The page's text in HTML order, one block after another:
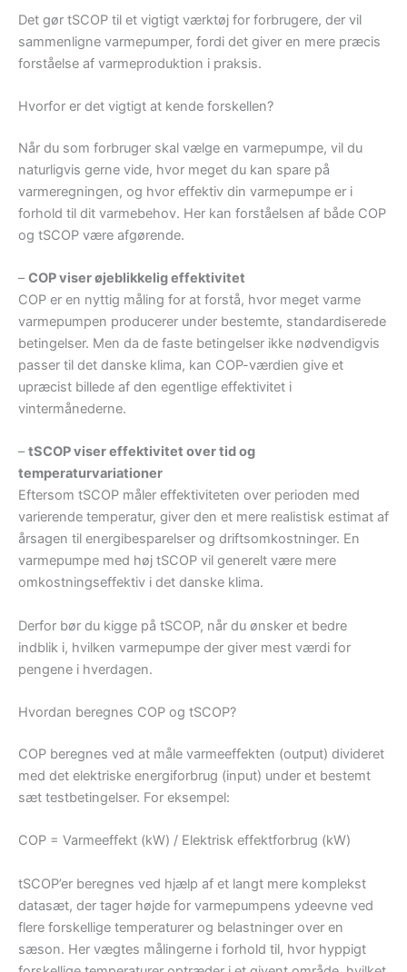
Det gør tSCOP til et vigtigt værktøj for forbrugere, der vil
sammenligne varmepumper, fordi det giver en mere præcis
forståelse af varmeproduktion i praksis.
Hvorfor er det vigtigt at kende forskellen?
Når du som forbruger skal vælge en varmepumpe, vil du
naturligvis gerne vide, hvor meget du kan spare på
varmeregningen, og hvor effektiv din varmepumpe er i
forhold til dit varmebehov. Her kan forståelsen af både COP
og tSCOP være afgørende.
–COP viser øjeblikkelig effektivitet
COP er en nyttig måling for at forstå, hvor meget varme
varmepumpen producerer under bestemte, standardiserede
betingelser. Men da de faste betingelser ikke nødvendigvis
passer til det danske klima, kan COP-værdien give et
upræcist billede af den egentlige effektivitet i
vintermånederne.
–tSCOP viser effektivitet over tid og
temperaturvariationer
Eftersom tSCOP måler effektiviteten over perioden med
varierende temperatur, giver den et mere realistisk estimat af
årsagen til energibesparelser og driftsomkostninger. En
varmepumpe med høj tSCOP vil generelt være mere
omkostningseffektiv i det danske klima.
Derfor bør du kigge på tSCOP, når du ønsker et bedre
indblik i, hvilken varmepumpe der giver mest værdi for
pengene i hverdagen.
Hvordan beregnes COP og tSCOP?
COP beregnes ved at måle varmeeffekten (output) divideret
med det elektriske energiforbrug (input) under et bestemt
sæt testbetingelser. For eksempel:
COP = Varmeeffekt (kW) / Elektrisk effektforbrug (kW)
tSCOP’er beregnes ved hjælp af et langt mere komplekst
datasæt, der tager højde for varmepumpens ydeevne ved
flere forskellige temperaturer og belastninger over en
sæson. Her vægtes målingerne i forhold til, hvor hyppigt